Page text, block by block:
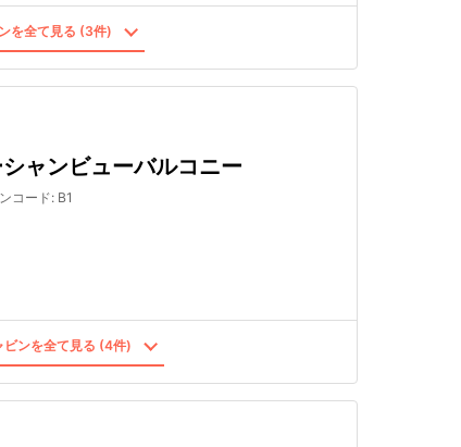
を全て見る (3件)
ャンビューバルコニー
コード: B1
ビンを全て見る (4件)